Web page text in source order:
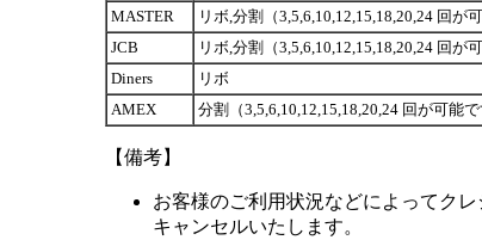
MASTER
リボ,分割（3,5,6,10,12,15,18,20,24 回が
JCB
リボ,分割（3,5,6,10,12,15,18,20,24 回が
Diners
リボ
AMEX
分割（3,5,6,10,12,15,18,20,24 回が可能で
【備考】
お客様のご利用状況などによってク
キャンセルいたします。